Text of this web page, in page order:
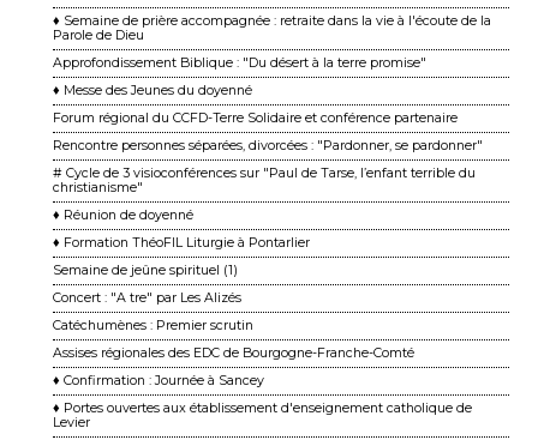
♦ Semaine de prière accompagnée : retraite dans la vie à l'écoute de la
Parole de Dieu
Approfondissement Biblique : "Du désert à la terre promise"
♦ Messe des Jeunes du doyenné
Forum régional du CCFD-Terre Solidaire et conférence partenaire
Rencontre personnes séparées, divorcées : "Pardonner, se pardonner"
# Cycle de 3 visioconférences sur "Paul de Tarse, l’enfant terrible du
christianisme"
♦ Réunion de doyenné
♦ Formation ThéoFIL Liturgie à Pontarlier
Semaine de jeûne spirituel (1)
Concert : "A tre" par Les Alizés
Catéchumènes : Premier scrutin
Assises régionales des EDC de Bourgogne-Franche-Comté
♦ Confirmation : Journée à Sancey
♦ Portes ouvertes aux établissement d'enseignement catholique de
Levier